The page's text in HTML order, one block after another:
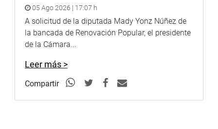
05 Ago 2026 | 17:07 h
A solicitud de la diputada Mady Yonz Núñez de
la bancada de Renovación Popular, el presidente
de la Cámara...
Leer más >
Compartir